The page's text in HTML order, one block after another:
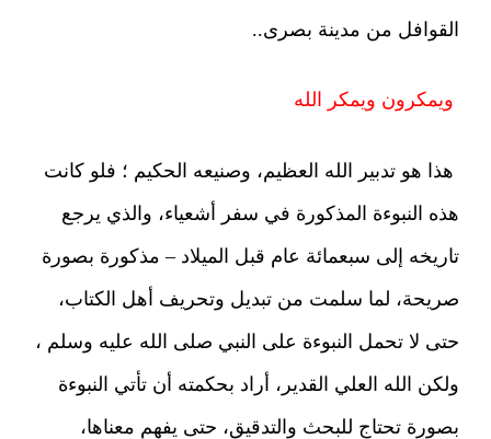
القوافل من مدينة بصرى..
ويمكرون ويمكر الله
هذا هو تدبير الله العظيم، وصنيعه الحكيم ؛ فلو كانت
هذه النبوءة المذكورة في سفر أشعياء، والذي يرجع
تاريخه إلى سبعمائة عام قبل الميلاد – مذكورة بصورة
صريحة، لما سلمت من تبديل وتحريف أهل الكتاب،
حتى لا تحمل النبوءة على النبي صلى الله عليه وسلم ،
ولكن الله العلي القدير، أراد بحكمته أن تأتي النبوءة
بصورة تحتاج للبحث والتدقيق، حتى يفهم معناها،